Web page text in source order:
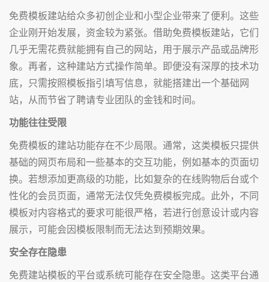
免费模板建站给众多初创企业和小型企业带来了便利。这些
企业刚开始发展，资金较为紧张。借助免费模板建站，它们
几乎无需花费就能拥有自己的网站，用于展示产品或品牌形
象。再者，这种建站方式操作简单。即便没有深厚的技术功
底，只需按照模板指引填写信息，就能搭建出一个基础网
站，从而节省了聘请专业团队的金钱和时间。
功能往往受限
免费模板的建站功能存在不少局限。通常，这类模板只提供
基础的网页布局和一些基本的交互功能，例如基本的页面切
换。若想添加更高级的功能，比如复杂的在线购物后台或个
性化的会员页面，通常无法仅凭免费模板完成。此外，不同
模板对内容格式的要求可能很严格，若进行创意设计或内容
展示，可能会因模板限制而无法达到预期效果。
安全存在隐患
免费建站模板的平台或系统可能存在安全隐患。这类平台通